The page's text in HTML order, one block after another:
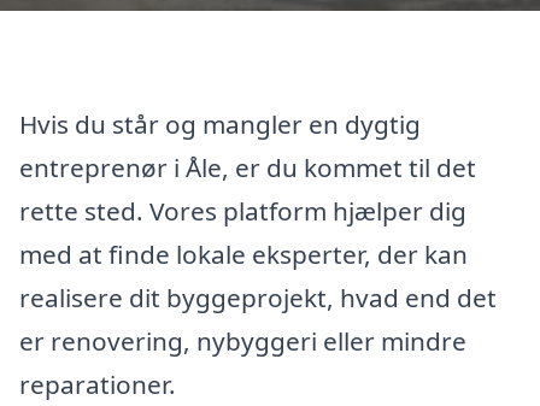
Hvis du står og mangler en dygtig
entreprenør i Åle, er du kommet til det
rette sted. Vores platform hjælper dig
med at finde lokale eksperter, der kan
realisere dit byggeprojekt, hvad end det
er renovering, nybyggeri eller mindre
reparationer.